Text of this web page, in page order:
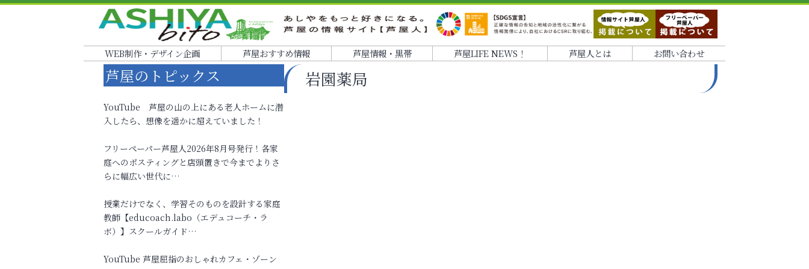
WEB制作・デザイン企画 芦屋おすすめ情報 芦屋情報・黒帯 芦屋LIFE NEWS！ 芦屋人とは お問い合わせ
岩園薬局
芦屋のトピックス
YouTube 芦屋の山の上にある老人ホームに潜
入したら、想像を遥かに超えていました！
フリーペーパー芦屋人2026年8月号発行！各家
庭へのポスティングと店頭置きで今までよりさ
らに幅広い世代に…
授業だけでなく、学習そのものを設計する家庭
教師【educoach.labo（エデュコーチ・ラ
ボ）】スクールガイド…
YouTube 芦屋屈指のおしゃれカフェ・ゾーン